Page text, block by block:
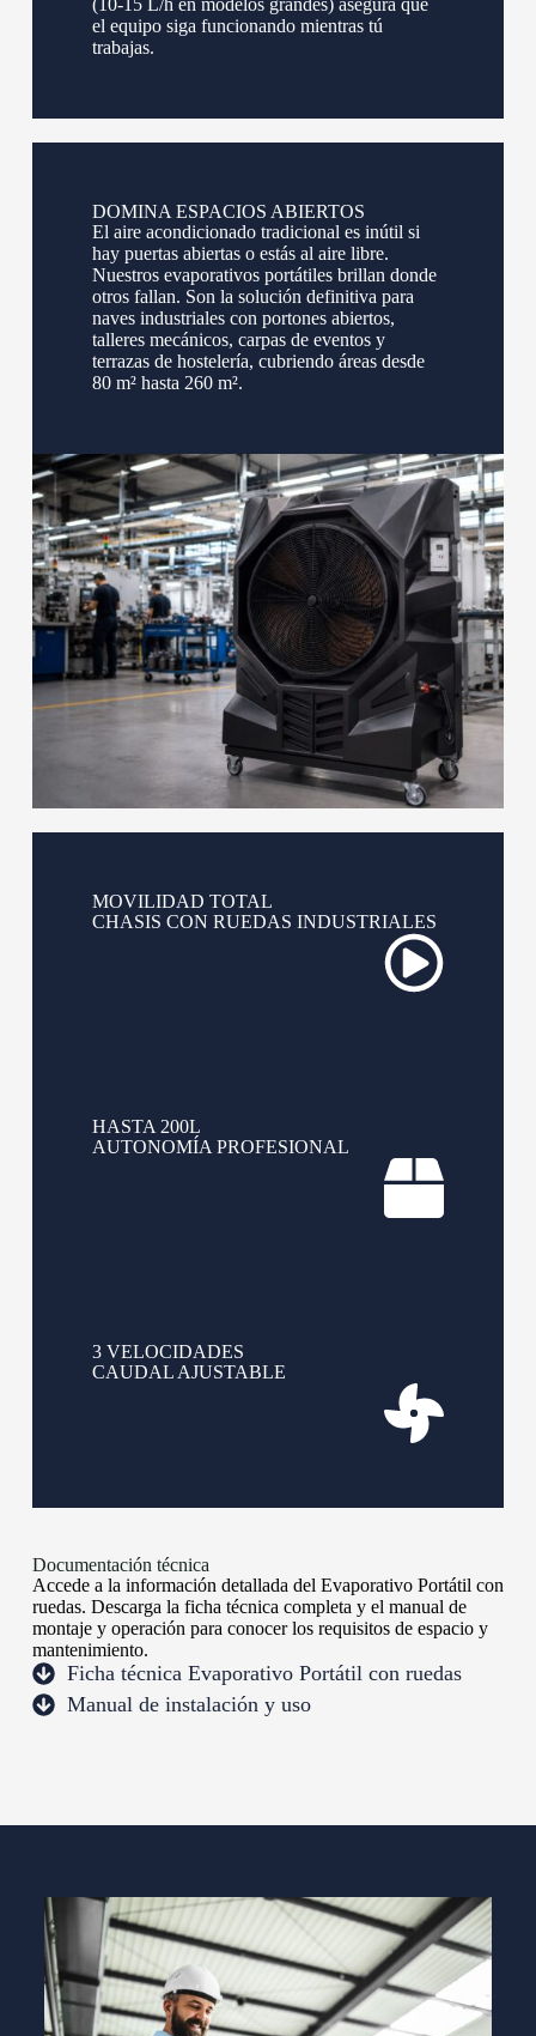
el equipo siga funcionando mientras tú
trabajas.
DOMINA ESPACIOS ABIERTOS
El aire acondicionado tradicional es inútil si
hay puertas abiertas o estás al aire libre.
Nuestros evaporativos portátiles brillan donde
otros fallan. Son la solución definitiva para
naves industriales con portones abiertos,
talleres mecánicos, carpas de eventos y
terrazas de hostelería, cubriendo áreas desde
80 m² hasta 260 m².
MOVILIDAD TOTAL
CHASIS CON RUEDAS INDUSTRIALES
HASTA 200L
AUTONOMÍA PROFESIONAL
3 VELOCIDADES
CAUDAL AJUSTABLE
Documentación técnica
Accede a la información detallada del Evaporativo Portátil con
ruedas. Descarga la ficha técnica completa y el manual de
montaje y operación para conocer los requisitos de espacio y
mantenimiento.
Ficha técnica Evaporativo Portátil con ruedas
Manual de instalación y uso